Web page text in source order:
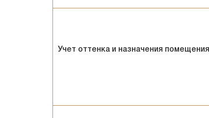
Учет оттенка и назначения помещения